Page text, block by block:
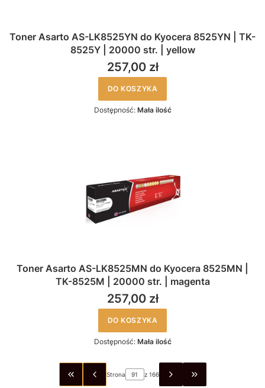
Toner Asarto AS-LK8525YN do Kyocera 8525YN | TK-
8525Y | 20000 str. | yellow
257,00 zł
DO KOSZYKA
Dostępność: Mała ilość
Toner Asarto AS-LK8525MN do Kyocera 8525MN |
TK-8525M | 20000 str. | magenta
257,00 zł
DO KOSZYKA
Dostępność: Mała ilość
WRÓĆ DO PIERWSZEJ STRONY Z PRODUKTAMI
Strona z 166 PRZEJDŹ DO